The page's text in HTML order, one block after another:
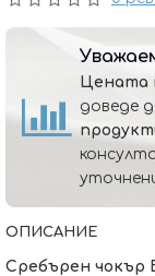
Цената
доведе
ОПИСАНИЕ
Сребърен чокър